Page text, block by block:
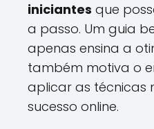
iniciantes que
a passo. Um guia
apenas ensina a
também motiva o
aplicar as técnicas
sucesso online.